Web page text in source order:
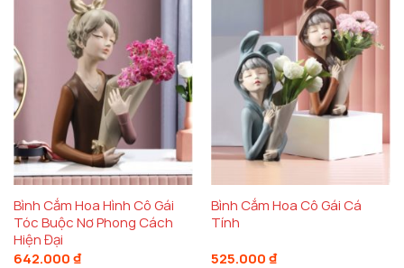
Bình Cắm Hoa Hình Cô Gái
Tóc Buộc Nơ Phong Cách
Hiện Đại
642.000 ₫
Bình Cắm Hoa Cô Gái Cá
Tính
525.000 ₫